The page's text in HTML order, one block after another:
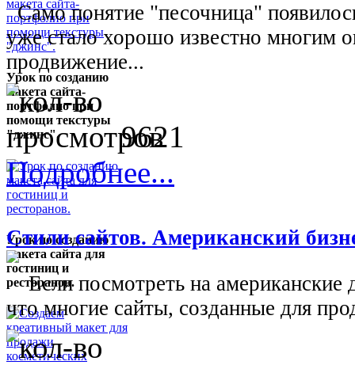
Урок по созданию
макета сайта-
портфолио при
помощи текстуры
"джинс".
Урок по созданию
макета сайта для
гостиниц и
ресторанов.
Само понятие "песочница"
уже стало хорошо известно многим
продвижение...
9621
Подробнее...
Стили сайтов. Американский
Если посмотреть на американские
что многие сайты, созданные для